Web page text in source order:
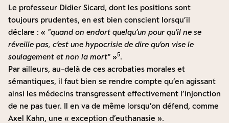
Le professeur Didier Sicard, dont les positions sont
toujours prudentes, en est bien conscient lorsqu’il
déclare : «
quand on endort quelqu’un pour qu’il ne se
réveille pas, c’est une hypocrisie de dire qu’on vise le
soulagement et non la mort
»5.
Par ailleurs, au-delà de ces acrobaties morales et
sémantiques, il faut bien se rendre compte qu’en agissant
ainsi les médecins transgressent effectivement l’injonction
de ne pas tuer. Il en va de même lorsqu’on défend, comme
Axel Kahn, une « exception d’euthanasie ».